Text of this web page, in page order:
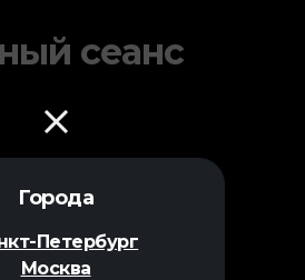
Города
Петербург
Москва
сеанс